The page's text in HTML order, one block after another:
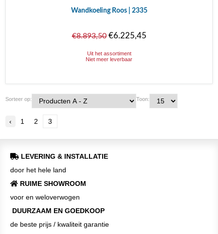
Wandkoeling Roos | 2335
€8.893,50€6.225,45
Uit het assortiment
Niet meer leverbaar
Sorteer op: Toon:
‹ 1 2 3
LEVERING & INSTALLATIE
door het hele land
RUIME SHOWROOM
voor en weloverwogen
DUURZAAM EN GOEDKOOP
de beste prijs / kwaliteit garantie